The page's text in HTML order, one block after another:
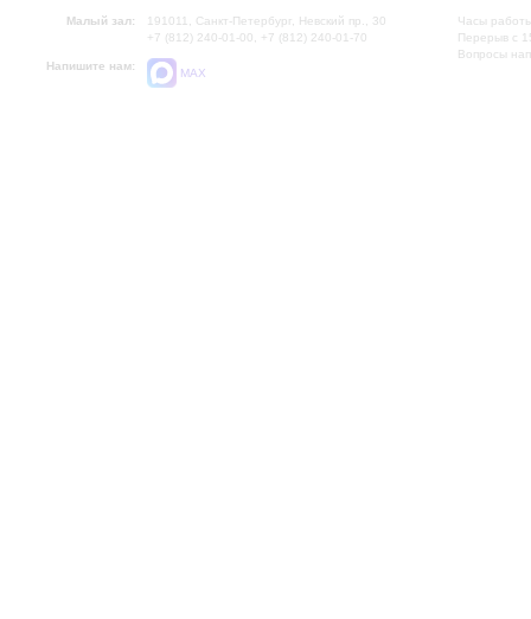
Малый зал:
191011, Санкт-Петербург, Невский пр., 30
+7 (812) 240-01-00, +7 (812) 240-01-70
Напишите нам:
MAX
Часы
Перерыв с
Вопросы